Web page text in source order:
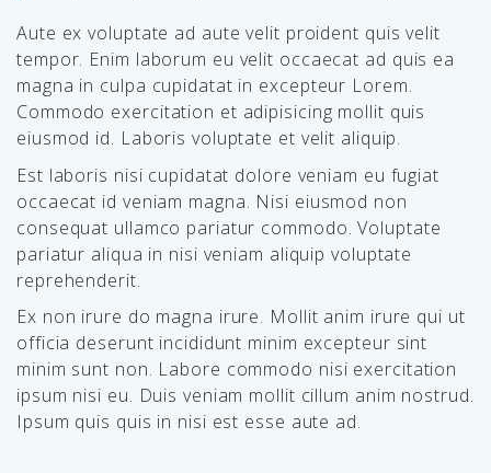
Aute ex voluptate ad aute velit proident quis velit
tempor. Enim laborum eu velit occaecat ad quis ea
magna in culpa cupidatat in excepteur Lorem.
Commodo exercitation et adipisicing mollit quis
eiusmod id. Laboris voluptate et velit aliquip.
Est laboris nisi cupidatat dolore veniam eu fugiat
occaecat id veniam magna. Nisi eiusmod non
consequat ullamco pariatur commodo. Voluptate
pariatur aliqua in nisi veniam aliquip voluptate
reprehenderit.
Ex non irure do magna irure. Mollit anim irure qui ut
officia deserunt incididunt minim excepteur sint
minim sunt non. Labore commodo nisi exercitation
ipsum nisi eu. Duis veniam mollit cillum anim nostrud.
Ipsum quis quis in nisi est esse aute ad.